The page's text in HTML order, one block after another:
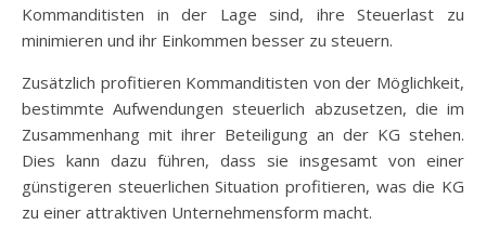
Kommanditisten in der Lage sind, ihre Steuerlast zu
minimieren und ihr Einkommen besser zu steuern.
Zusätzlich profitieren Kommanditisten von der Möglichkeit,
bestimmte Aufwendungen steuerlich abzusetzen, die im
Zusammenhang mit ihrer Beteiligung an der KG stehen.
Dies kann dazu führen, dass sie insgesamt von einer
günstigeren steuerlichen Situation profitieren, was die KG
zu einer attraktiven Unternehmensform macht.